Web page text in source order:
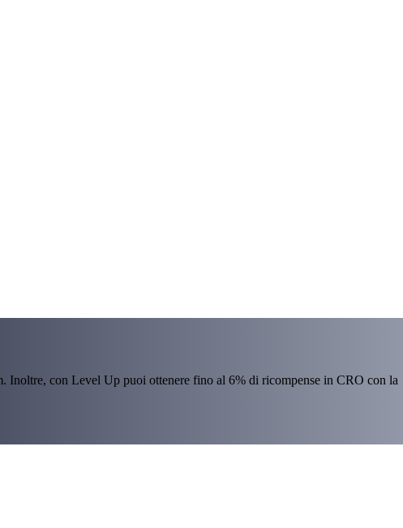
Inoltre, con Level Up puoi ottenere fino al 6% di ricompense in CRO con la